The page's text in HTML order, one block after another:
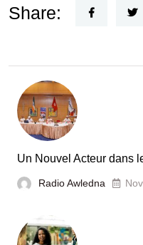
Horizon
la
France
Share:
Un Nouvel Acteur dans
Radio Awledna